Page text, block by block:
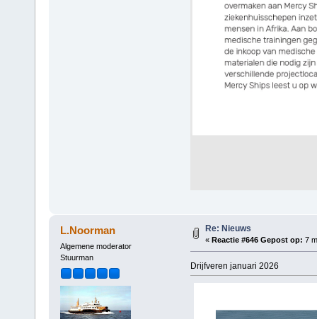
L.Noorman
Algemene moderator
Stuurman
Re: Nieuws
« Reactie #646 Gepost op: 7
Drijfveren januari 2026